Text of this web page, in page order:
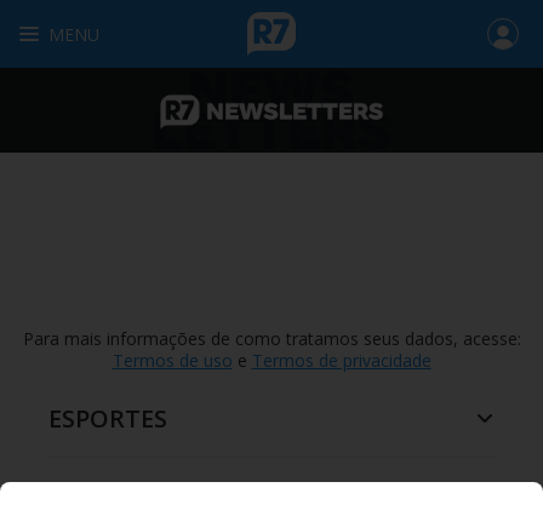
MENU
Para mais informações de como tratamos seus dados, acesse:
Termos de uso e Termos de privacidade
ESPORTES